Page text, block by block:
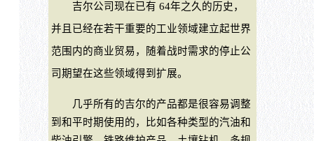
吉尔公司现在已有 64年之久的历史，
并且已经在若干重要的工业领域建立起世界
范围内的商业贸易，随着战时需求的停止公
司期望在这些领域得到扩展。
几乎所有的吉尔的产品都是很容易调整
到和平时期使用的，比如各种类型的汽油和